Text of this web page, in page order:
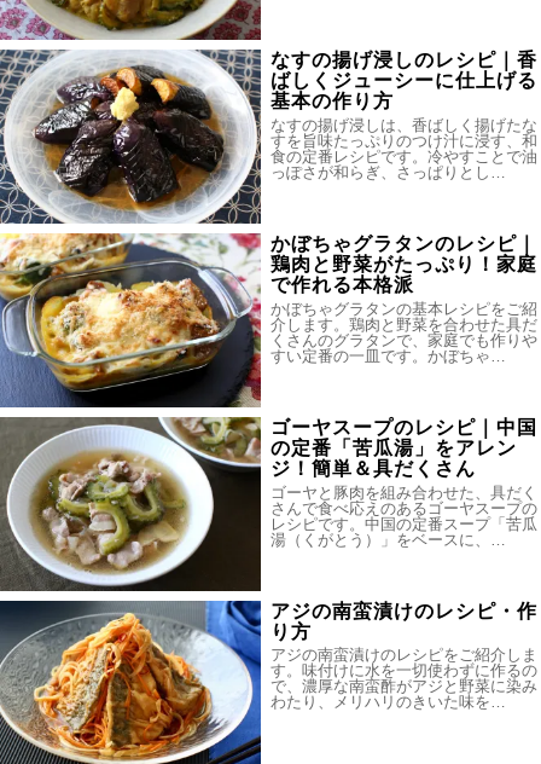
なすの揚げ浸しのレシピ｜香
ばしくジューシーに仕上げる
基本の作り方
なすの揚げ浸しは、香ばしく揚げたな
すを旨味たっぷりのつけ汁に浸す、和
食の定番レシピです。冷やすことで油
っぽさが和らぎ、さっぱりとし…
かぼちゃグラタンのレシピ｜
鶏肉と野菜がたっぷり！家庭
で作れる本格派
かぼちゃグラタンの基本レシピをご紹
介します。鶏肉と野菜を合わせた具だ
くさんのグラタンで、家庭でも作りや
すい定番の一皿です。かぼちゃ…
ゴーヤスープのレシピ｜中国
の定番「苦瓜湯」をアレン
ジ！簡単＆具だくさん
ゴーヤと豚肉を組み合わせた、具だく
さんで食べ応えのあるゴーヤスープの
レシピです。中国の定番スープ「苦瓜
湯（くがとう）」をベースに、…
アジの南蛮漬けのレシピ・作
り方
アジの南蛮漬けのレシピをご紹介しま
す。味付けに水を一切使わずに作るの
で、濃厚な南蛮酢がアジと野菜に染み
わたり、メリハリのきいた味を…